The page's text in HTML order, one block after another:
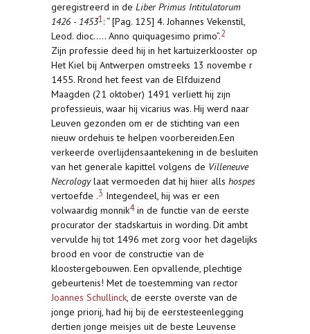
geregistreerd in de Liber Primus Intitulatorum
1426 - 14531 : “ [Pag. 125] 4. Johannes Vekenstil,
Leod. dioc..... Anno quiquagesimo primo”.2
Zijn professie deed hij in het kartuizerklooster op
Het Kiel bij Antwerpen omstreeks 13 novembe r
1455. Rrond het feest van de Elfduizend
Maagden (21 oktober) 1491 verliett hij zijn
professieuis, waar hij vicarius was. Hij werd naar
Leuven gezonden om er de stichting van een
nieuw ordehuis te helpen voorbereiden.Een
verkeerde overlijdensaantekening in de besluiten
van het generale kapittel volgens de Villeneuve
Necrologylaat vermoeden dat hij hiier alls hospes
vertoefde .3 Integendeel, hij was er een
volwaardig monnik4in de functie van de eerste
procurator der stadskartuis in wording. Dit ambt
vervulde hij tot 1496 met zorg voor het dagelijks
brood en voor de constructie van de
kloostergebouwen. Een opvallende, plechtige
gebeurtenis! Met de toestemming van rector
Joannes Schullinck, de eerste overste van de
jonge priorij, had hij bij de eerstesteenlegging
dertien jonge meisjes uit de beste Leuvense